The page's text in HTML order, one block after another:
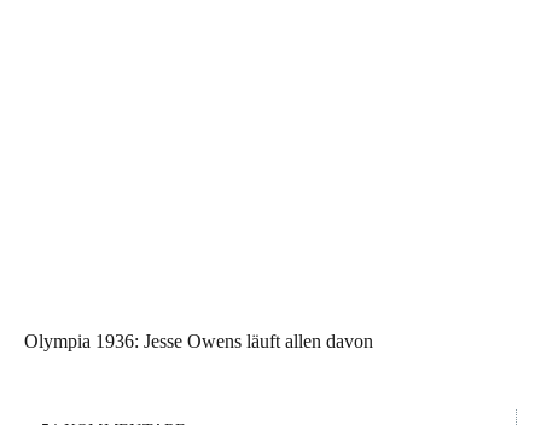
Olympia 1936: Jesse Owens läuft allen davon